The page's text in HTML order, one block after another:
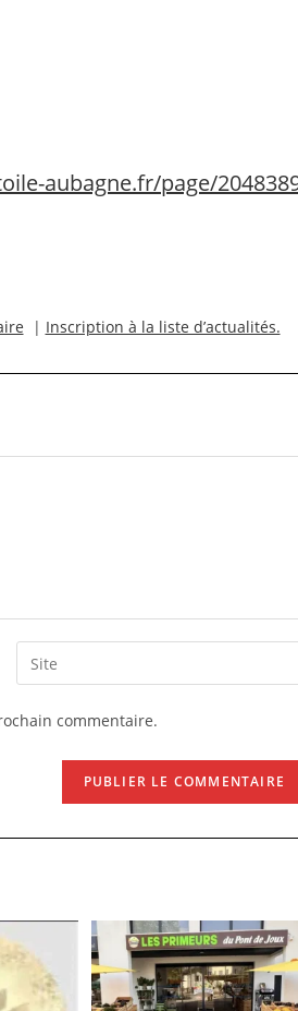
aubagne.fr/page/
| Inscription à la liste d’actualités.
Saisir
l’URL
(facultatif)
commentaire.